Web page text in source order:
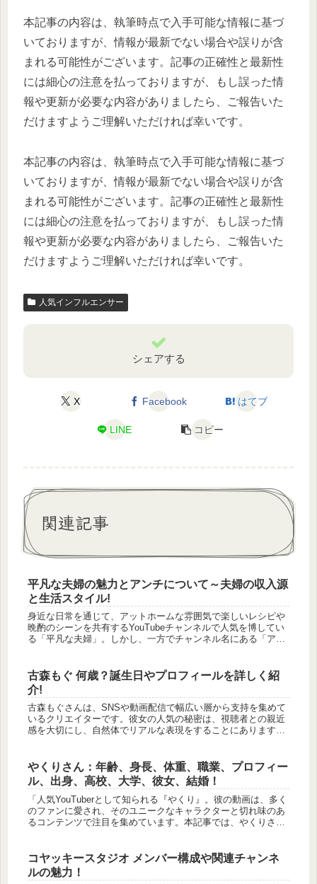
本記事の内容は、執筆時点で入手可能な情報に基づ
いておりますが、情報が最新でない場合や誤りが含
まれる可能性がございます。記事の正確性と最新性
には細心の注意を払っておりますが、もし誤った情
報や更新が必要な内容がありましたら、ご報告いた
だけますようご理解いただければ幸いです。
本記事の内容は、執筆時点で入手可能な情報に基づ
いておりますが、情報が最新でない場合や誤りが含
まれる可能性がございます。記事の正確性と最新性
には細心の注意を払っておりますが、もし誤った情
報や更新が必要な内容がありましたら、ご報告いた
だけますようご理解いただければ幸いです。
人気インフルエンサー
シェアする
X Facebook はてブ
LINE コピー
関連記事
平凡な夫婦の魅力とアンチについて～夫婦の収入源
と生活スタイル!
身近な日常を通じて、アットホームな雰囲気で楽しいレシピや
晩酌のシーンを共有するYouTubeチャンネルで人気を博してい
る「平凡な夫婦」。しかし、一方でチャンネル名にある「アン
古森もぐ 何歳？誕生日やプロフィールを詳しく紹
介!
古森もぐさんは、SNSや動画配信で幅広い層から支持を集めて
いるクリエイターです。彼女の人気の秘密は、視聴者との親近
感を大切にし、自然体でリアルな表現をすることにあります。
やくりさん：年齢、身長、体重、職業、プロフィー
ル、出身、高校、大学、彼女、結婚！
「人気YouTuberとして知られる『やくり』。彼の動画は、多く
のファンに愛され、そのユニークなキャラクターと切れ味のあ
るコンテンツで注目を集めています。本記事では、やくりさん
コヤッキースタジオ メンバー構成や関連チャンネ
ルの魅力！